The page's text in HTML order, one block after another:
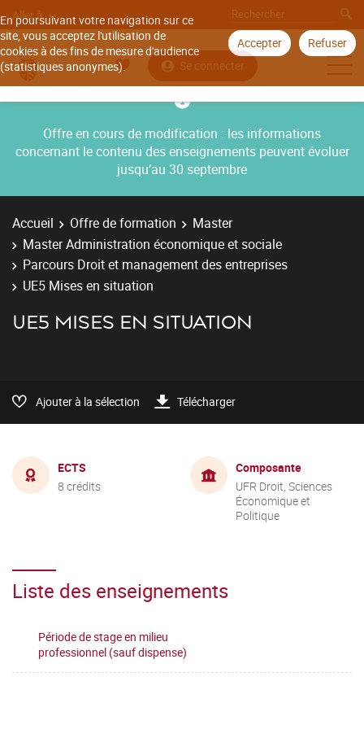
En poursuivant votre navigation sur ce
site, vous acceptez l'utilisation de
cookies à des fins de mesure d'audience
(statistiques anonymes).
Accepter Refuser
Aller à
Se connecter
Offre en cours de modification : les informations
concernant le contenu des enseignements peuvent évoluer
jusqu’au 30 septembre
Accueil Offre de formation
Master
Master Administration économique et sociale
Parcours Droit et management des entreprises
UE5 Mises en situation
UE5 MISES EN SITUATION
Ajouter à la sélection Télécharger
ECTS
8 crédits
Composante
UFR Droit, Sciences
Économique et
Politique
Liste des enseignements
Période de stage en milieu
professionnel (sauf dispense)